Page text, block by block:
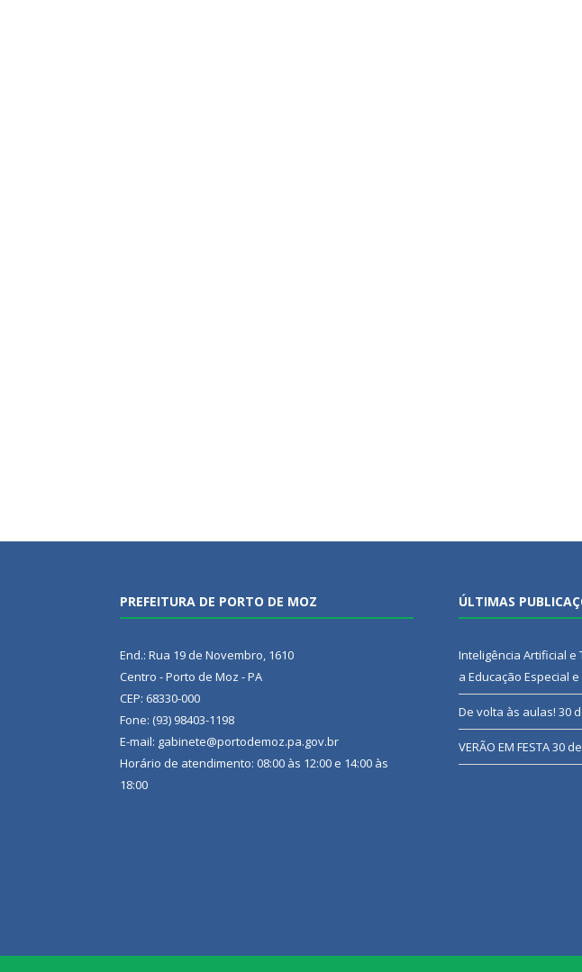
PREFEITURA DE PORTO DE MOZ
End.: Rua 19 de Novembro, 1610
Centro - Porto de Moz - PA
CEP: 68330-000
Fone: (93) 98403-1198
E-mail: gabinete@portodemoz.pa.gov.br
Horário de atendimento: 08:00 às 12:00 e 14:00 às
18:00
ÚLTIMAS
Inteligência Artificial e
a Educação Especial
De volta às aulas! 30
VERÃO EM FESTA30